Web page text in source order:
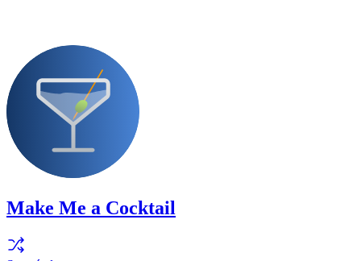
Make Me a Cocktail